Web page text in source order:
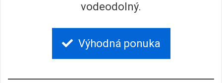
vodeodolný.
Výhodná ponuka